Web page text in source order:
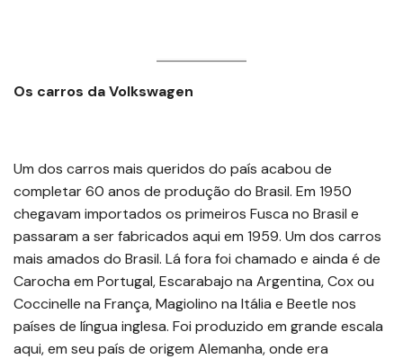
Os carros da Volkswagen
Um dos carros mais queridos do país acabou de
completar 60 anos de produção do Brasil. Em 1950
chegavam importados os primeiros Fusca no Brasil e
passaram a ser fabricados aqui em 1959. Um dos carros
mais amados do Brasil. Lá fora foi chamado e ainda é de
Carocha em Portugal, Escarabajo na Argentina, Cox ou
Coccinelle na França, Magiolino na Itália e Beetle nos
países de língua inglesa. Foi produzido em grande escala
aqui, em seu país de origem Alemanha, onde era